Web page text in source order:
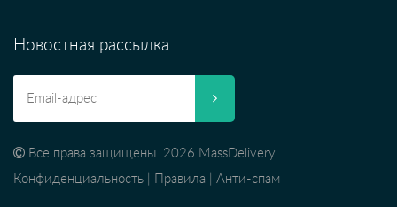
Новостная рассылка
Все права защищены. 2026 MassDelivery
Конфиденциальность
Правила Анти-спам